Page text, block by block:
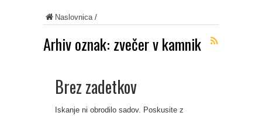
Naslovnica/
Arhiv oznak: zvečer v kamnik
Brez zadetkov
Iskanje ni obrodilo sadov. Poskusite z